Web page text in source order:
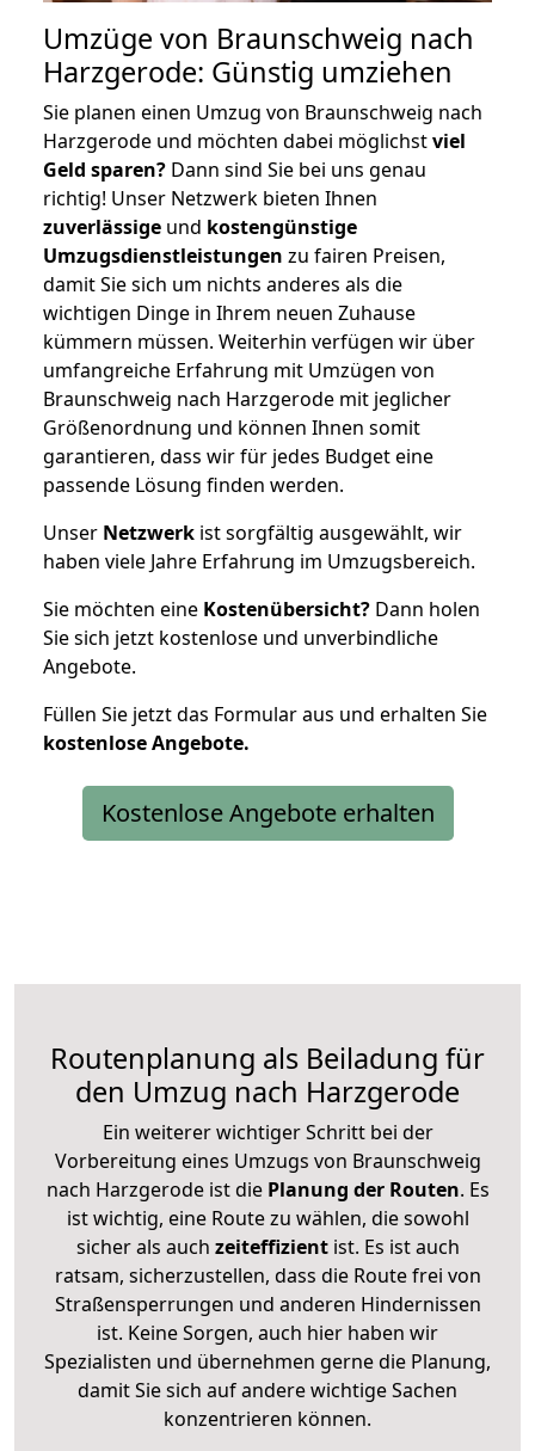
Umzüge von Braunschweig nach
Harzgerode: Günstig umziehen
Sie planen einen Umzug von Braunschweig nach
Harzgerode und möchten dabei möglichstviel
Geld sparen? Dann sind Sie bei uns genau
richtig! Unser Netzwerk bieten Ihnen
zuverlässige und kostengünstige
Umzugsdienstleistungen zu fairen Preisen,
damit Sie sich um nichts anderes als die
wichtigen Dinge in Ihrem neuen Zuhause
kümmern müssen. Weiterhin verfügen wir über
umfangreiche Erfahrung mit Umzügen von
Braunschweig nach Harzgerode mit jeglicher
Größenordnung und können Ihnen somit
garantieren, dass wir für jedes Budget eine
passende Lösung finden werden.
Unser Netzwerk ist sorgfältig ausgewählt, wir
haben viele Jahre Erfahrung im Umzugsbereich.
Sie möchten eine Kostenübersicht? Dann holen
Sie sich jetzt kostenlose und unverbindliche
Angebote.
Füllen Sie jetzt das Formular aus und erhalten Sie
kostenloseAngebote.
Kostenlose Angebote erhalten
Routenplanung als Beiladung für
den Umzug nach Harzgerode
Ein weiterer wichtiger Schritt bei der
Vorbereitung eines Umzugs von Braunschweig
nach Harzgerode ist diePlanung der Routen. Es
ist wichtig, eine Route zu wählen, die sowohl
sicher als auch zeiteffizientist. Es ist auch
ratsam, sicherzustellen, dass die Route frei von
Straßensperrungen und anderen Hindernissen
ist. Keine Sorgen, auch hier haben wir
Spezialisten und übernehmen gerne die Planung,
damit Sie sich auf andere wichtige Sachen
konzentrieren können.